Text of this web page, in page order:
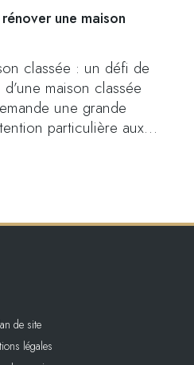
une maison
classée : un défi de
maison classée
une grande
particulière aux…
de site
légales